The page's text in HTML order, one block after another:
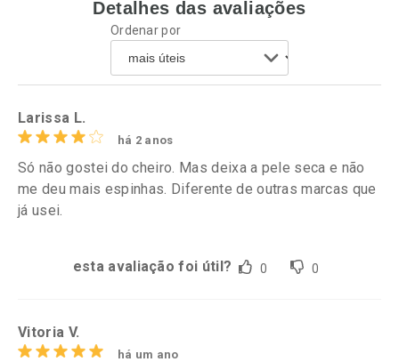
Por R$ 69,90/cada
Comprar sem Desconto
Ativar Desconto
Comprar sem Desconto
Por R$ 84,99/cada
Por R$ 84,99/cada
Detalhes das avaliações
Ordenar por
Larissa L.
há 2 anos
Só não gostei do cheiro. Mas deixa a pele seca e não
me deu mais espinhas. Diferente de outras marcas que
já usei.
esta avaliação foi útil? 0 0
Vitoria V.
há um ano